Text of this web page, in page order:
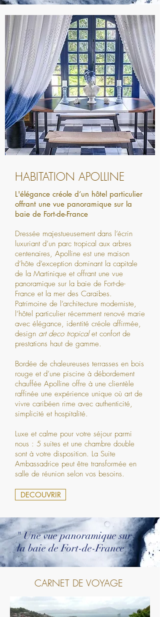
HABITATION APOLLINE
L'élégance créole d’un hôtel particulier
offrant une vue panoramique sur la
baie de Fort-de-France
Dressée majestueusement dans l’écrin
luxuriant d’un parc tropical aux arbres
centenaires, Apolline est une maison
d’hôte d’exception dominant la capitale
de la Martinique et offrant une vue
panoramique sur la baie de Fort-de-
France et la mer des Caraibes.
Patrimoine de l’architecture moderniste,
l’hôtel particulier récemment renové marie
avec élégance, identité créole affirmée,
design art deco tropicalet confort de
prestations haut de gamme.
Bordée de chaleureuses terrasses en bois
rouge et d’une piscine à débordement
chauffée Apolline offre à une clientèle
raffinée une expérience unique où art de
vivre caribéen rime avec authenticité,
simplicité et hospitalité.
Luxe et calme pour votre séjour parmi
nous : 5 suites et une chambre double
sont à votre disposition. La Suite
Ambassadrice peut être transformée en
salle de réunion selon vos besoins.
DECOUVRIR
" Une vue panoramique sur
la baie de Fort-de-France "
CARNET DE VOYAGE